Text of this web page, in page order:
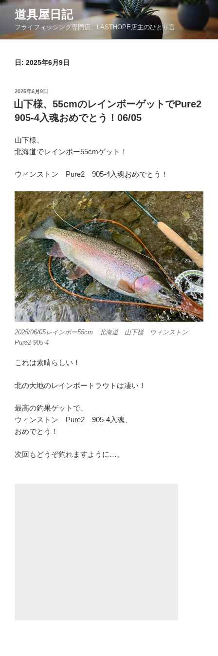
コ
ン
道具屋日記
フライフィッシング専門店、LASTHOPE店主のひとり言
日: 2025年6月9日
投
稿
日:
2025年6月9日
山下様、55cmのレインボーゲットでPure2
905-4入魂おめでとう！06/05
山下様、
北海道でレインボー55cmゲット！
ウィンストン Pure2 905-4入魂おめでとう！
2025/06/05レインボー55cm 北海道 山下様 ウィンストン
Pure2 905-4
これは素晴らしい！
北の大地のレインボートラウトは凄い！
最高の釣果ゲットで、
ウィンストン Pure2 905-4入魂、
おめでとう！
次回もどうぞ釣れますように…。